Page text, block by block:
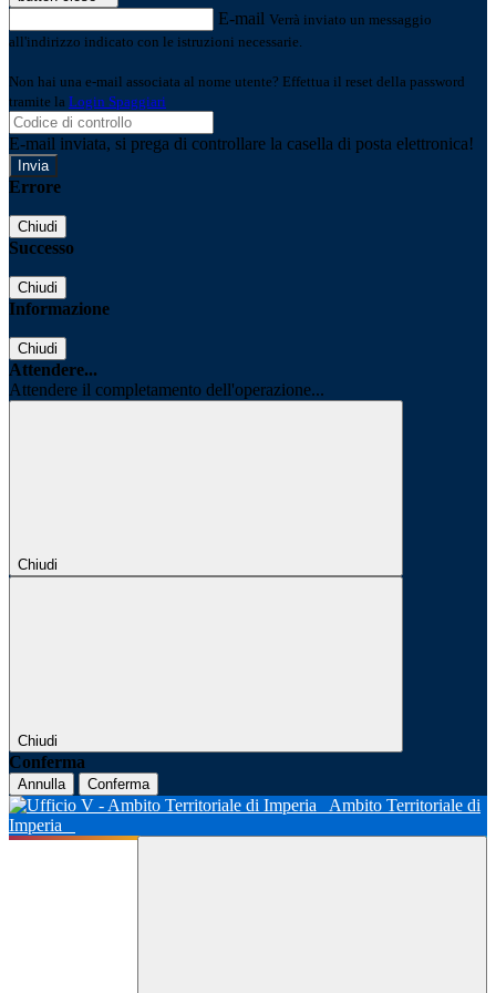
E-mail Verrà inviato un messaggio
all'indirizzo indicato con le istruzioni necessarie.
Non hai una e-mail associata al nome utente? Effettua il reset della password
tramite la Login Spaggiari
E-mail inviata, si prega di controllare la casella di posta elettronica!
Errore
Chiudi
Successo
Chiudi
Informazione
Chiudi
Attendere...
Attendere il completamento dell'operazione...
Chiudi
Chiudi
Conferma
Annulla Conferma
Ambito Territoriale di
Imperia